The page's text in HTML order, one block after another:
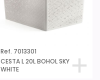
Ref. 7013301
CESTA L 20L BOHOL SKY
WHITE